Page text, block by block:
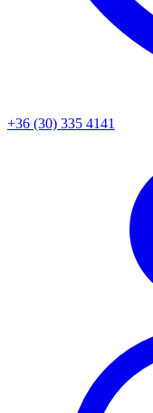
+36 (30) 335 4141